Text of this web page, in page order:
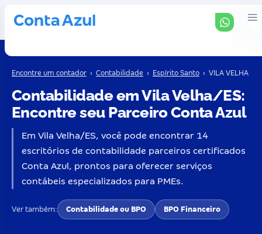
Encontre um contador › Contabilidade › Espírito Santo › VILA VELHA
Contabilidade em Vila Velha/ES:
Encontre seu Parceiro Conta Azul
Em Vila Velha/ES, você pode encontrar 14
escritórios de contabilidade parceiros certificados
Conta Azul, prontos para oferecer serviços
contábeis especializados para PMEs.
Ver também: Contabilidade ou BPO BPO Financeiro